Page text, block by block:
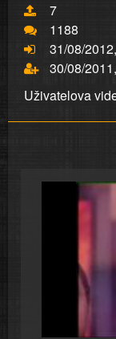
7
1188
31/08/
30/08/
Uživatelova